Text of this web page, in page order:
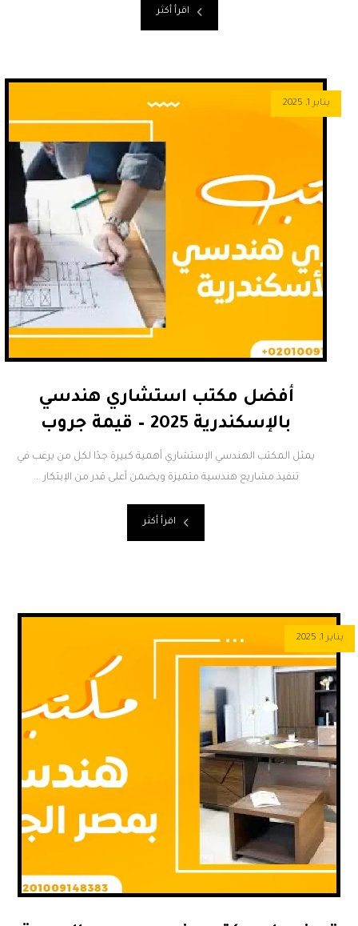
اقرأ أكثر
أفضل مكتب استشاري هندسي
بالإسكندرية 2025 – قيمة جروب
يناير 1, 2025
يمثل المكتب الهندسي الإستشاري أهمية كبيرة جدًا لكل من يرغب في
تنفيذ مشاريع هندسية متميزة ويضمن أعلى قدر من الإبتكار ...
اقرأ أكثر
يناير 1, 2025